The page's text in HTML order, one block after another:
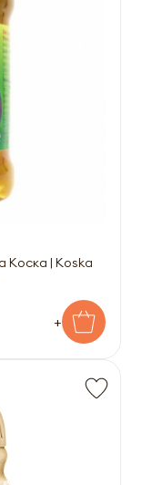
Коска | Koska
+